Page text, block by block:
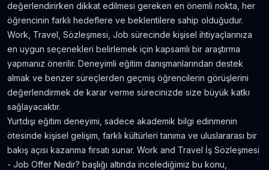
Kanada Aylık Yaşam Masrafları | Toronto Pahalı
Mı?
4.809gör. 8 yıldan fazla önce
değerlendirirken dikkat edilmesi gereken en önemli nokta, her
öğrencinin farklı hedeflere ve beklentilere sahip olduğudur.
Work, Travel, Sözleşmesi, Job sürecinde kişisel ihtiyaçlarınıza
en uygun seçenekleri belirlemek için kapsamlı bir araştırma
yapmanız önerilir. Deneyimli eğitim danışmanlarından destek
almak ve benzer süreçlerden geçmiş öğrencilerin görüşlerini
değerlendirmek de karar verme sürecinizde size büyük katkı
sağlayacaktır.
Yurtdışı eğitim deneyimi, sadece akademik bilgi edinmenin
ötesinde kişisel gelişim, farklı kültürleri tanıma ve uluslararası bir
bakış açısı kazanma fırsatı sunar. Work and Travel İş Sözleşmesi
- Job Offer Nedir? başlığı altında incelediğimiz bu konu,